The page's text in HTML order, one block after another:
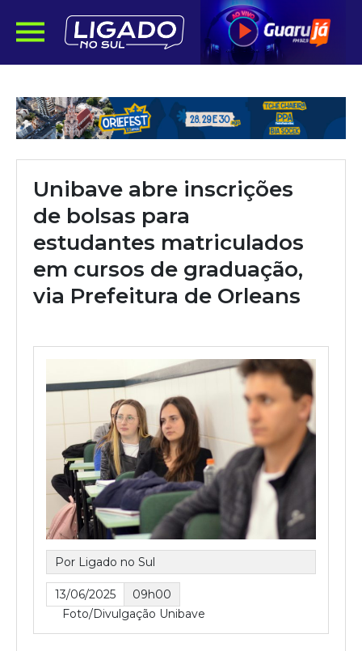
Unibave abre inscrições
de bolsas para
estudantes matriculados
em cursos de graduação,
via Prefeitura de Orleans
Por Ligado no Sul
13/06/2025
09h00
Foto/Divulgação Unibave